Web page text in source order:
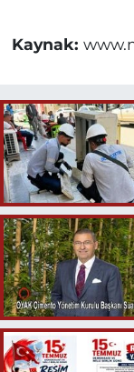
Kaynak: